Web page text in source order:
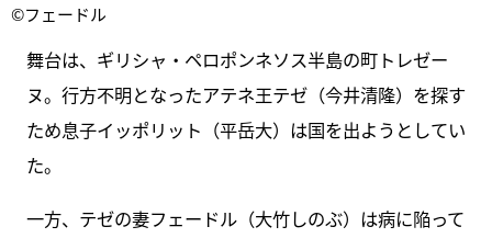
©フェードル
舞台は、ギリシャ・ペロポンネソス半島の町トレゼー
ヌ。行方不明となったアテネ王テゼ（今井清隆）を探す
ため息子イッポリット（平岳大）は国を出ようとしてい
た。
一方、テゼの妻フェードル（大竹しのぶ）は病に陥って